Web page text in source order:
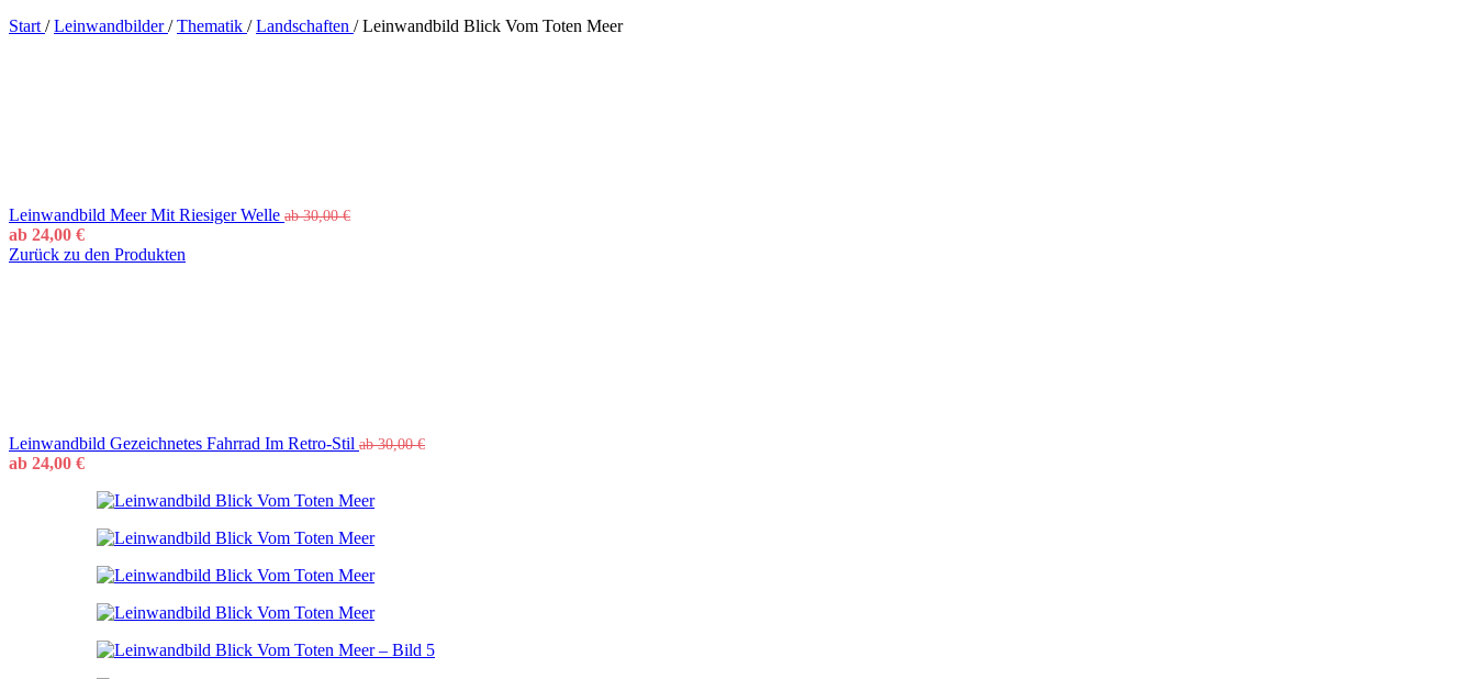
Start / Leinwandbilder/ Thematik / Landschaften / Leinwandbild Blick Vom Toten Meer
Leinwandbild Meer Mit Riesiger Welle ab30,00€
ab 24,00 €
Zurück zu den Produkten
Leinwandbild Gezeichnetes Fahrrad Im Retro-Stil ab30,00€
ab 24,00 €